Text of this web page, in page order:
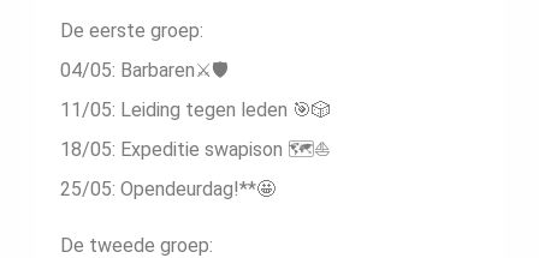
De eerste groep:
04/05: Barbaren⚔️🛡️
11/05: Leiding tegen leden 🎯🎲
18/05: Expeditie swapison 🗺️⛵️
25/05: Opendeurdag!**🤩
De tweede groep: